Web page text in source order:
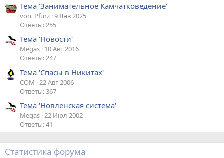
Тема 'Занимательное Камчатковедение'
von_Pfurz 9 Янв 2025
Ответы: 255
Тема 'Новости'
Megas 10 Авг 2016
Ответы: 247
Тема 'Спасы в Никитах'
COM
22 Авг 2006
Ответы: 367
Тема 'Новленская система'
Megas 22 Июл 2002
Ответы: 41
Статистика форума